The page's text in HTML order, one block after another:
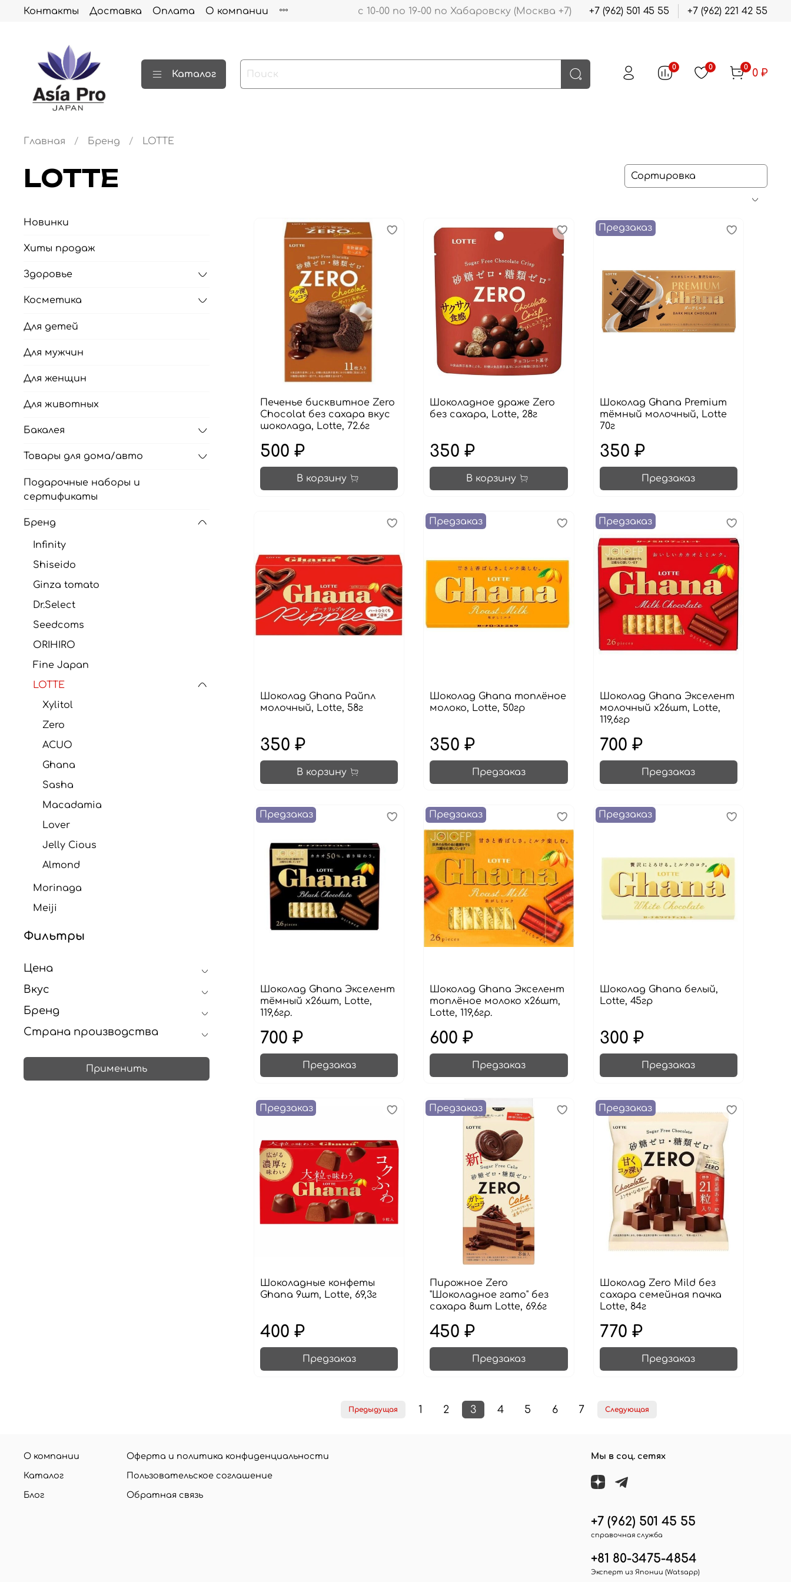
Контакты Доставка Оплата О компании с 10-00 по 19-00 по Хабаровску (Москва +7) +7 (962) 501 45 55 +7 (962) 221 42 55
Каталог
0 0 0 0 ₽
Главная Бренд LOTTE
LOTTE
Печенье бисквитное Zero
Chocolat без сахара вкус
шоколада, Lotte, 72.6г
500 ₽
В корзину
Шоколадное драже Zero
без сахара, Lotte, 28г
350 ₽
В корзину
Предзаказ
Шоколад Ghana Premium
тёмный молочный, Lotte
70г
350 ₽
Предзаказ
Шоколад Ghana Райпл
молочный, Lotte, 58г
350 ₽
В корзину
Предзаказ
Шоколад Ghana топлёное
молоко, Lotte, 50гр
350 ₽
Предзаказ
Предзаказ
Шоколад Ghana Экселент
молочный х26шт, Lotte,
119,6гр
700 ₽
Предзаказ
Предзаказ
Шоколад Ghana Экселент
тёмный х26шт, Lotte,
119,6гр.
700 ₽
Предзаказ
Предзаказ
Шоколад Ghana Экселент
топлёное молоко х26шт,
Lotte, 119,6гр.
600 ₽
Предзаказ
Предзаказ
Шоколад Ghana белый,
Lotte, 45гр
300 ₽
Предзаказ
Предзаказ
Шоколадные конфеты
Ghana 9шт, Lotte, 69,3г
400 ₽
Предзаказ
Предзаказ
Пирожное Zero
"Шоколадное гато" без
сахара 8шт Lotte, 69.6г
450 ₽
Предзаказ
Предзаказ
Шоколад Zero Mild без
сахара семейная пачка
Lotte, 84г
770 ₽
Предзаказ
Предыдущая 1 2 3 4 5 6 7 Следующая
Новинки
Хиты продаж
Здоровье
Косметика
Для детей
Для мужчин
Для женщин
Для животных
Бакалея
Товары для дома/авто
Подарочные наборы и
сертификаты
Бренд
Infinity
Shiseido
Ginza tomato
Dr.Select
Seedcoms
ORIHIRO
Fine Japan
LOTTE
Xylitol
Zero
AСUO
Ghana
Sasha
Macadamia
Lover
Jelly Cious
Almond
Morinaga
Meiji
Фильтры
Цена
Вкус
Бренд
Страна производства
Применить
О компании
Каталог
Блог
Оферта и политика конфиденциальности
Пользовательское соглашение
Обратная связь
Мы в соц. сетях
+7 (962) 501 45 55
справочная служба
+81 80-3475-4854
Эксперт из Японии (Watsapp)